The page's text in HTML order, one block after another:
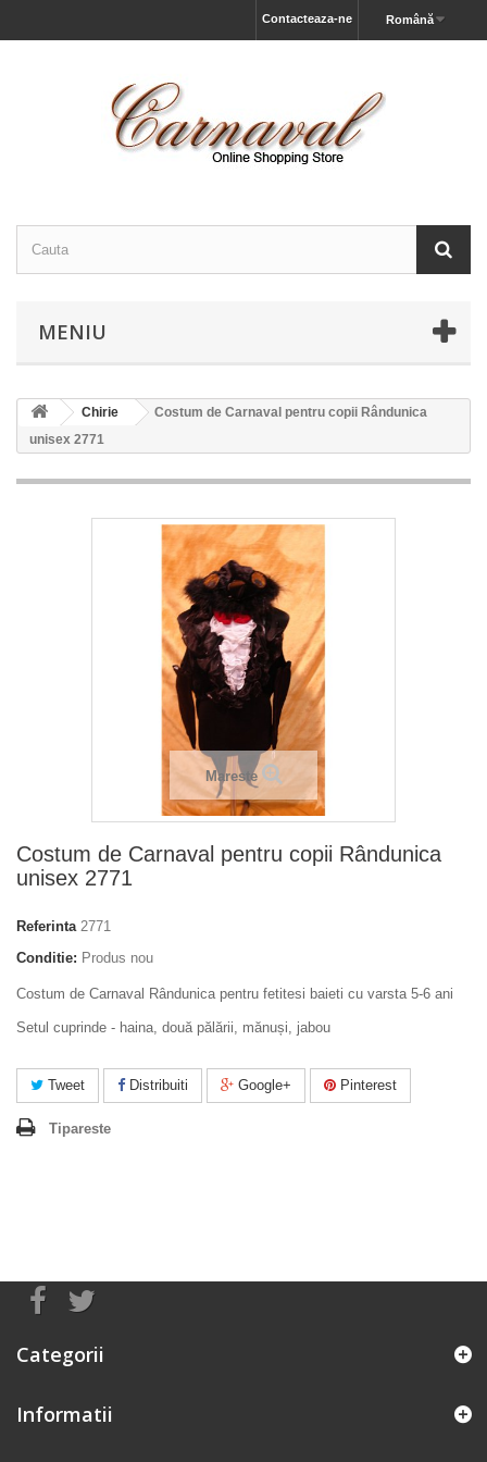
Română
Contacteaza-ne
MENIU
Chirie
Costum de Carnaval pentru copii Rândunica
unisex 2771
Mareste
Costum de Carnaval pentru copii Rândunica
unisex 2771
Referinta 2771
Conditie: Produs nou
Costum de Carnaval Rândunica pentru fetitesi baieti cu varsta 5-6 ani
Setul cuprinde - haina, două pălării, mănuși, jabou
Tweet Distribuiti Google+ Pinterest
Tipareste
Categorii
Informatii